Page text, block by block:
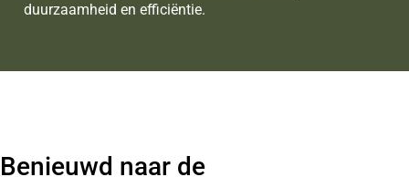
duurzaamheid en efficiëntie.
Benieuwd naar de